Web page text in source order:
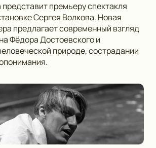
премьеру спектакля
Сергея Волкова. Новая
предлагает современный взгляд
Фёдора Достоевского и
природе, сострадании